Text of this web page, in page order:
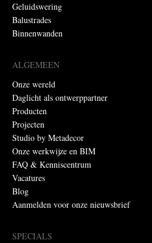
Geluidswering
Balustrades
Binnenwanden
ALGEMEEN
Onze wereld
Daglicht als ontwerppartner
Producten
Projecten
Studio by Metadecor
Onze werkwijze en BIM
FAQ & Kenniscentrum
Vacatures
Blog
Aanmelden voor onze nieuwsbrief
SPECIALS